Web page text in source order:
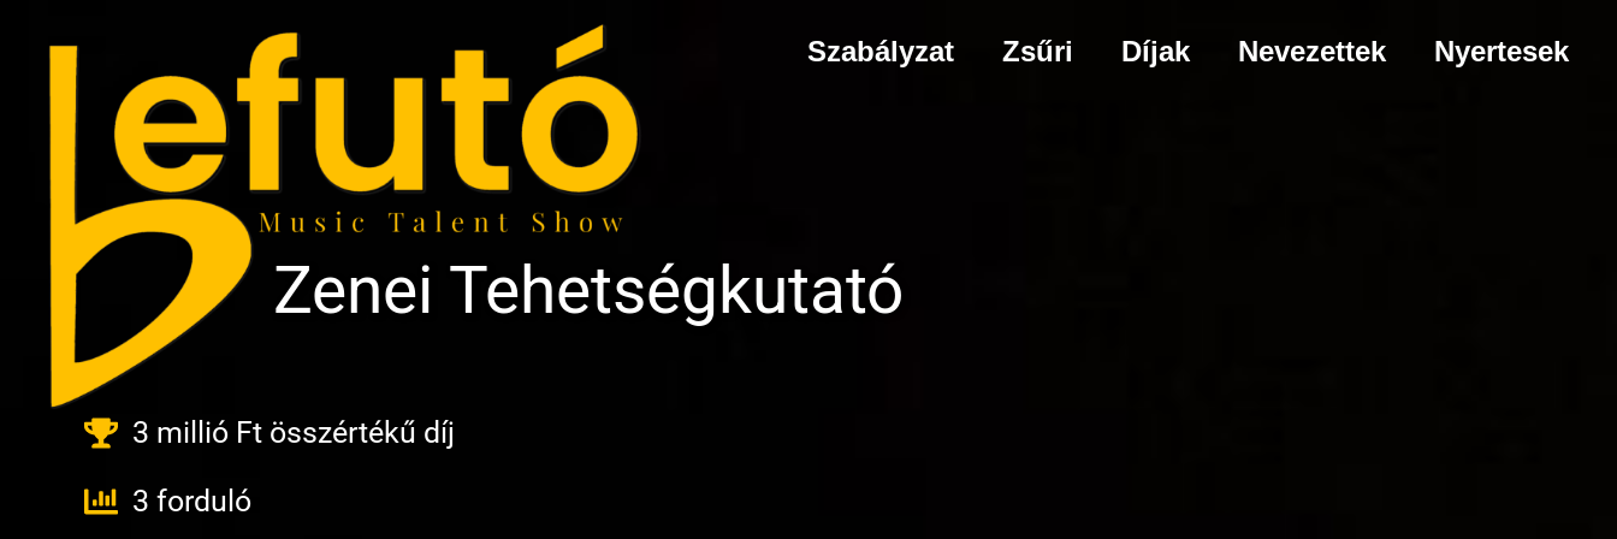
Zenei Tehetségkutató
3 millió Ft összértékű díj
3 forduló
Szabályzat Zsűri Díjak Nevezettek Nyertesek